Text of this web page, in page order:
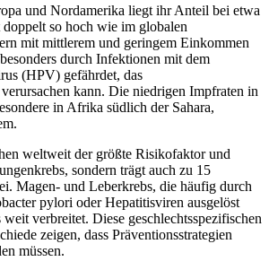
und Nordamerika liegt ihr Anteil bei etwa
doppelt so hoch wie im globalen
mit mittlerem und geringem Einkommen
durch Infektionen mit dem
(HPV) gefährdet, das
kann. Die niedrigen Impfraten in
in Afrika südlich der Sahara,
weltweit der größte Risikofaktor und
sondern trägt auch zu 15
Magen- und Leberkrebs, die häufig durch
pylori oder Hepatitisviren ausgelöst
verbreitet. Diese geschlechtsspezifischen
zeigen, dass Präventionsstrategien
müssen.